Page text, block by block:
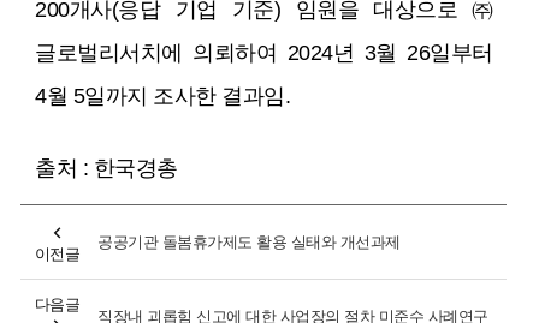
200개사(응답 기업 기준) 임원을 대상으로 ㈜
글로벌리서치에 의뢰하여 2024년 3월 26일부터
4월 5일까지 조사한 결과임.
출처 : 한국경총
이전글
공공기관 돌봄휴가제도 활용 실태와 개선과제
다음글
직장내 괴롭힘 신고에 대한 사업장의 절차 미준수 사례연구